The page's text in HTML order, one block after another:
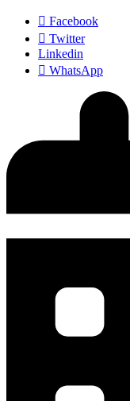
Facebook
Twitter
Linkedin
WhatsApp